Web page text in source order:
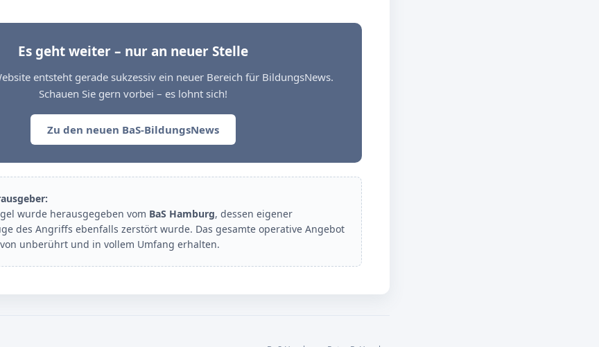
Es geht weiter – nur an neuer Stelle
entsteht gerade sukzessiv ein neuer Bereich für BildungsNews.
Schauen Sie gern vorbei – es lohnt sich!
Zu den neuen BaS-BildungsNews
wurde herausgegeben vom BaS Hamburg, dessen eigener
des Angriffs ebenfalls zerstört wurde. Das gesamte operative Angebot
unberührt und in vollem Umfang erhalten.